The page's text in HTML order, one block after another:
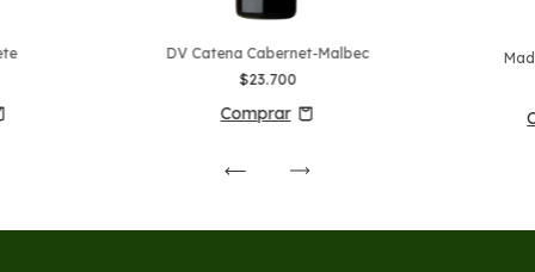
DV Catena Cabernet-Malbec
$23.700